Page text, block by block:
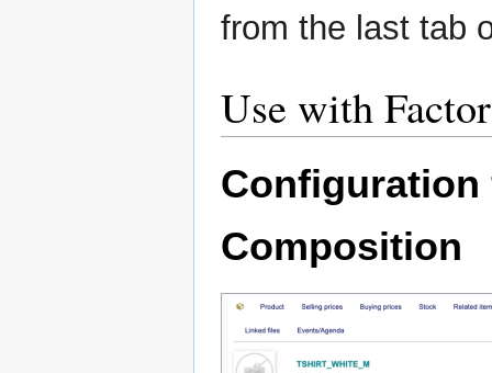
from the last tab
Use with
Composition